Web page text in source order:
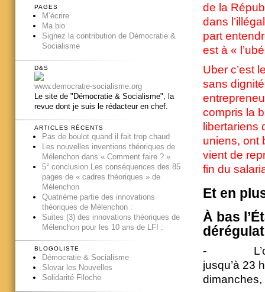
de la
dans
part
est à «
Uber c’est
sans
compris la
libertariens
uniens, ont
vient de
fin du
Et en
À bas
-
jusqu’à 23
dimanches,
PAGES
M’écrire
Ma bio
Signez la contribution de Démocratie &
Socialisme
D&S
www.democratie-socialisme.org
Le site de "Démocratie & Socialisme", la
revue dont je suis le rédacteur en chef.
ARTICLES RÉCENTS
Pas de boulot quand il fait trop chaud
Les nouvelles inventions théoriques de
Mélenchon dans « Comment faire ? »
5° conclusion Les conséquences des 85
pages de « cadres théoriques » de
Mélenchon
Quatrième partie des innovations
théoriques de Mélenchon :
Suites (3) des innovations théoriques de
Mélenchon pour les 10 ans de LFI :
BLOGOLISTE
Démocratie & Socialisme
Slovar les Nouvelles
Solidarité Filoche